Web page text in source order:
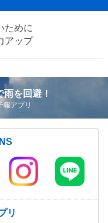
ために
アップ
を回避！
アプリ
リ